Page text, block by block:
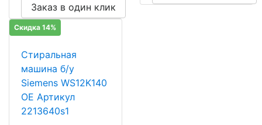
Заказ в один клик
Скидка 14%
Стиральная
машина б/у
Siemens WS12K140
OE Артикул
2213640s1